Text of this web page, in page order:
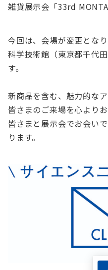
雑貨展示会「33rd
今回は、会場が変更となり
科学技術館（東京都千代
す。
新商品を含む、魅力的な
皆さまのご来場を心よりお
皆さまと展示会でお会い
ります。